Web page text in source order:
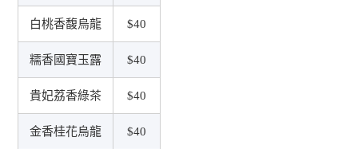
白桃香馥烏龍 $40
糯香國寶玉露 $40
貴妃荔香綠茶 $40
金香桂花烏龍 $40